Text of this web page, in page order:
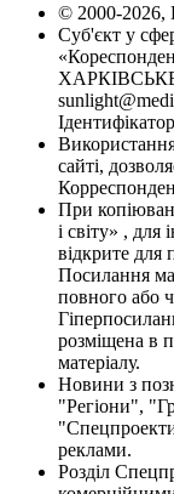
© 2000-2026,
Суб'єкт у
ХАРКІВСЬКЕ
сайті,
При
і світу» , для
відкрите для
Посилання
повного або
розміщена в
матеріалу.
Новини з
"Регіони",
реклами.
Розділ